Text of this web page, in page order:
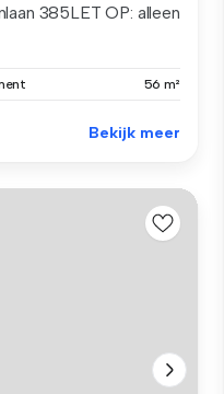
385LET OP: alleen
56 m²
Bekijk meer